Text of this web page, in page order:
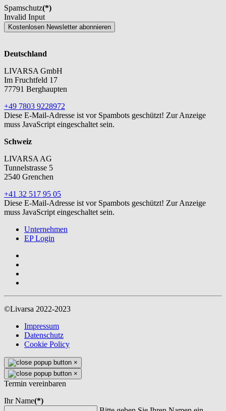
Spamschutz(*)
Invalid Input
Kostenlosen Newsletter abonnieren
Deutschland
LIVARSA GmbH
Im Fruchtfeld 17
77791 Berghaupten
+49 7803 9228972
Diese E-Mail-Adresse ist vor Spambots geschützt! Zur Anzeige
muss JavaScript eingeschaltet sein.
Schweiz
LIVARSA AG
Tunnelstrasse 5
2540 Grenchen
+41 32 517 95 05
Diese E-Mail-Adresse ist vor Spambots geschützt! Zur Anzeige
muss JavaScript eingeschaltet sein.
Unternehmen
EP Login
©Livarsa 2022-2023
Impressum
Datenschutz
Cookie Policy
×
×
Termin vereinbaren
Ihr Name(*)